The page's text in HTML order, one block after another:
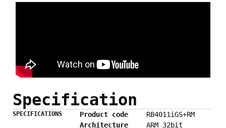
Specification
SPECIFICATIONS Product code
RB4011iGS+RM
Architecture
ARM 32bit